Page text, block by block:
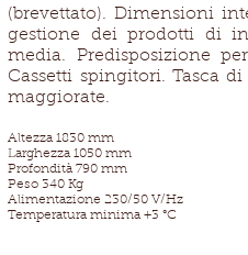
(brevettato). Dimensioni
gestione dei prodotti di
media. Predisposizione
Cassetti spingitori. Tasca
maggiorate.
Altezza 1830 mm
Larghezza 1050 mm
Profondità 790 mm
Peso 340 Kg
Alimentazione 230/50 V/Hz
Temperatura minima +3 °C